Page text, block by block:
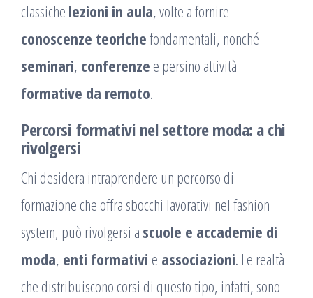
classiche lezioni in aula, volte a fornire
conoscenze teorichefondamentali, nonché
seminari, conferenze e persino attività
formative da remoto.
Percorsi formativi nel settore moda: a chi
rivolgersi
Chi desidera intraprendere un percorso di
formazione che offra sbocchi lavorativi nel fashion
system, può rivolgersi a scuole e accademie di
moda, enti formativi e associazioni. Le realtà
che distribuiscono corsi di questo tipo, infatti, sono